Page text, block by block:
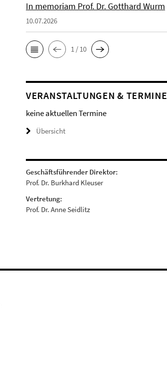
In memoriam Prof. Dr. Gotthard Wurm
10.07.2026
1 / 10
VERANSTALTUNGEN & TERMINE
keine aktuellen Termine
Übersicht
Geschäftsführender Direktor:
Prof. Dr. Burkhard Kleuser
Vertretung:
Prof. Dr. Anne Seidlitz